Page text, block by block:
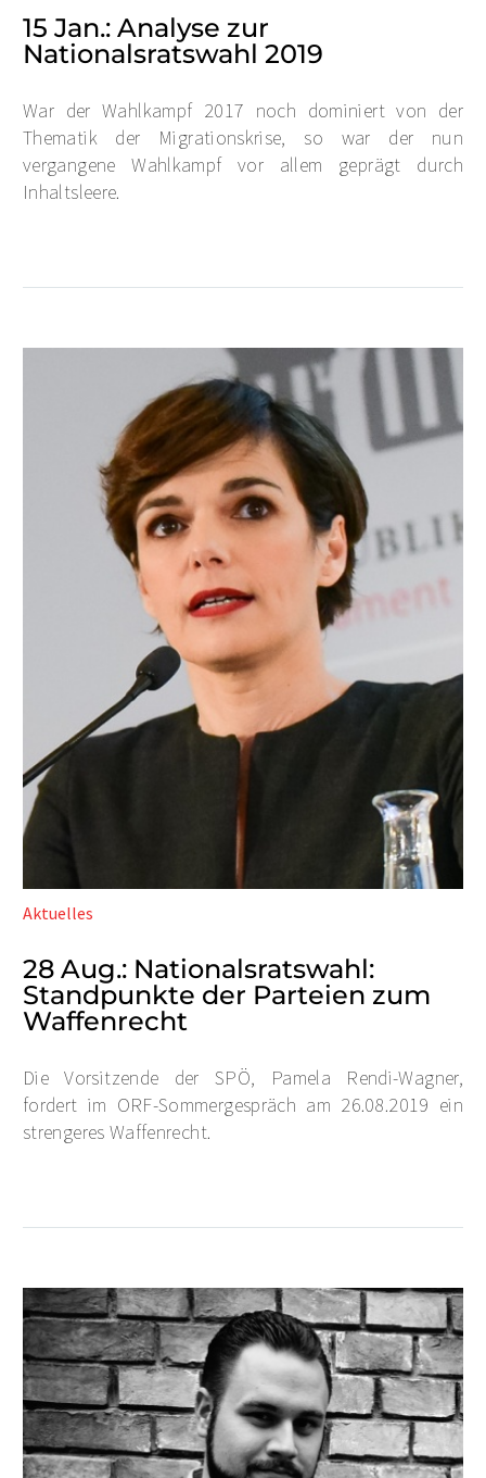
15 Jan.: Analyse zur
Nationalsratswahl 2019
War der Wahlkampf 2017 noch dominiert von der
Thematik der Migrationskrise, so war der nun
vergangene Wahlkampf vor allem geprägt durch
Inhaltsleere.
Aktuelles
28 Aug.: Nationalsratswahl:
Standpunkte der Parteien zum
Waffenrecht
Die Vorsitzende der SPÖ, Pamela Rendi-Wagner,
fordert im ORF-Sommergespräch am 26.08.2019 ein
strengeres Waffenrecht.